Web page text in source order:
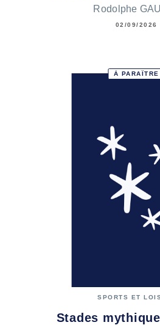
Rodolphe
02/09/2026
À PARAÎTRE
SPORTS ET
Stades